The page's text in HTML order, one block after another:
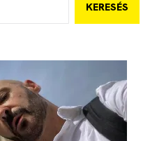
KERESÉS